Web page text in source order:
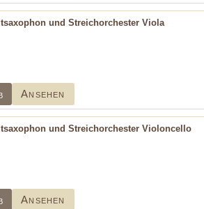
und Streichorchester Viola
Ansehen
und Streichorchester Violoncello
Ansehen